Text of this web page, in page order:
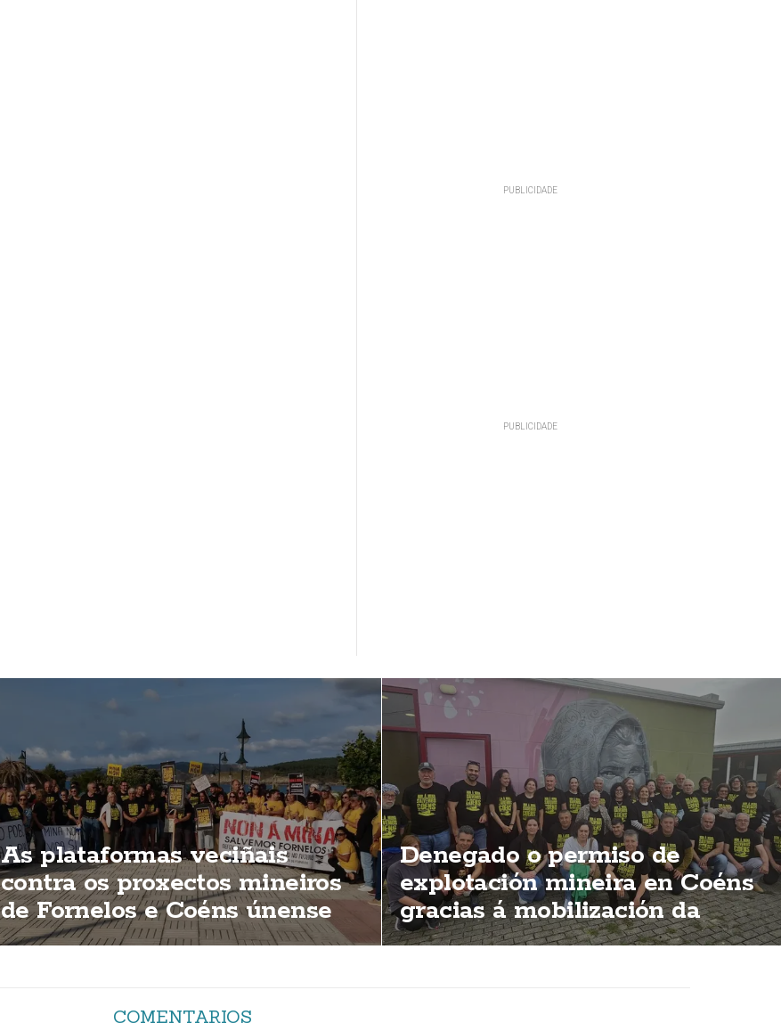
As plataformas veciñais
contra os proxectos mineiros
de Fornelos e Coéns únense
en Laxe
Denegado o permiso de
explotación mineira en Coéns
gracias á mobilización da
veciñanza
COMENTARIOS